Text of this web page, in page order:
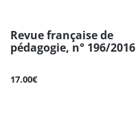
Revue française de
pédagogie, n° 196/2016
17.00€